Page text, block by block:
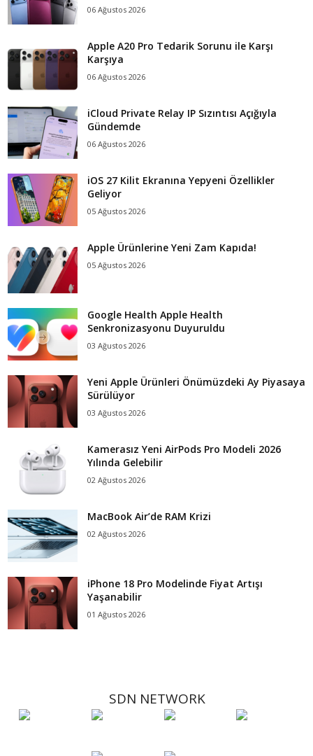
06 Ağustos 2026
Apple A20 Pro Tedarik Sorunu ile Karşı
Karşıya
06 Ağustos 2026
iCloud Private Relay IP Sızıntısı Açığıyla
Gündemde
06 Ağustos 2026
iOS 27 Kilit Ekranına Yepyeni Özellikler
Geliyor
05 Ağustos 2026
Apple Ürünlerine Yeni Zam Kapıda!
05 Ağustos 2026
Google Health Apple Health
Senkronizasyonu Duyuruldu
03 Ağustos 2026
Yeni Apple Ürünleri Önümüzdeki Ay Piyasaya
Sürülüyor
03 Ağustos 2026
Kamerasız Yeni AirPods Pro Modeli 2026
Yılında Gelebilir
02 Ağustos 2026
MacBook Air’de RAM Krizi
02 Ağustos 2026
iPhone 18 Pro Modelinde Fiyat Artışı
Yaşanabilir
01 Ağustos 2026
SDN NETWORK